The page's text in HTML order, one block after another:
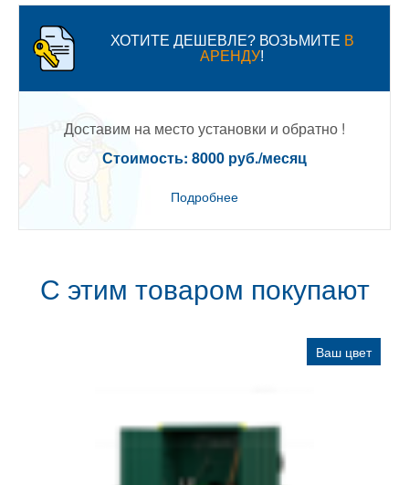
ХОТИТЕ ДЕШЕВЛЕ? ВОЗЬМИТЕ В
АРЕНДУ!
Доставим на место установки и обратно !
Стоимость: 8000 руб./месяц
Подробнее
С этим товаром покупают
Ваш цвет